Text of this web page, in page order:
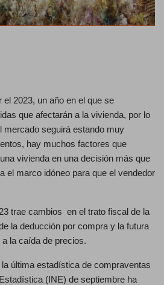
2023, un año en el que se
que afectarán a la vivienda, por lo
mercado seguirá estando muy
hay muchos factores que
vivienda en una decisión más que
el marco idóneo para que el vendedor
trae cambios en el trato fiscal de la
la deducción por compra y la futura
la caída de precios.
última estadística de compraventas
(INE) de septiembre ha